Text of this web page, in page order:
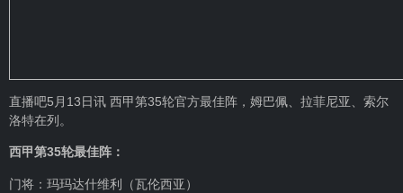
直播吧5月13日讯 西甲第35轮官方最佳阵，姆巴佩、拉菲尼亚、索尔
洛特在列。
西甲第35轮最佳阵：
门将：玛玛达什维利（瓦伦西亚）